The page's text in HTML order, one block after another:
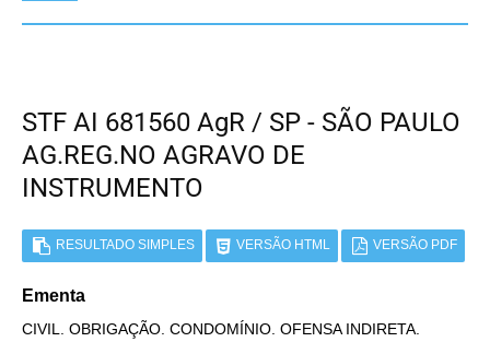
STF AI 681560 AgR / SP - SÃO PAULO
AG.REG.NO AGRAVO DE
INSTRUMENTO
RESULTADO SIMPLES VERSÃO HTML VERSÃO PDF
Ementa
CIVIL. OBRIGAÇÃO. CONDOMÍNIO. OFENSA INDIRETA.